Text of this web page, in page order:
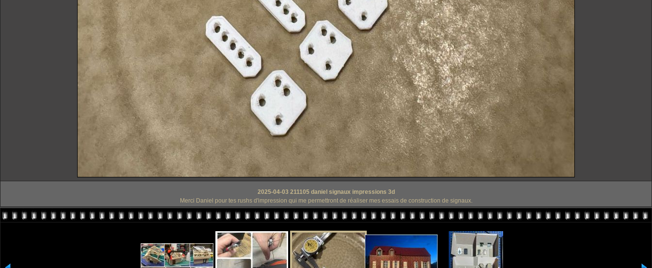
2025-04-03 211105 daniel signaux impressions 3d
Merci Daniel pour tes rushs d'impression qui me permettront de réaliser mes essais de construction de signaux.